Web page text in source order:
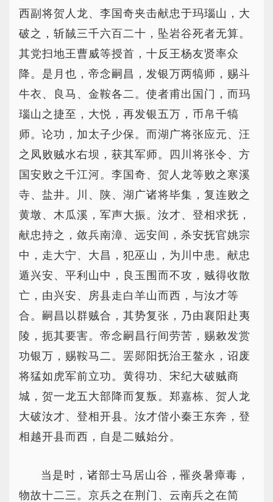
西副将贺人龙、李国奇夹击献忠于玛瑙山，大
破之，斩馘三千六百二十，坠岩谷死者无算。
其党扫地王曹威等授首，十反王杨友贤率众
降。是月也，帝念嗣昌，发银万两犒师，赐斗
牛衣、良马、金鞍各二。使者甫出国门，而玛
瑙山之捷至，大悦，再发银五万，币帛千犒
师。论功，加太子少保。而湖广将张应元、汪
之凤败贼水右坝，获其军师。四川将张令、方
国安败之千江河。李国奇、贺人龙等败之寒溪
寺、盐井。川、陕、湖广诸将毕集，复连败之
黄墩、木瓜溪，军声大振。汝才、登相求抚，
献忠持之，敛兵南漳、远安间，杀安抚官姚宗
中，走大宁、大昌，犯巫山，为川中患。献忠
遁兴安、平利山中，良玉围而不攻，贼得收散
亡，由兴安、房县走白羊山而西，与汝才等
合。嗣昌以群贼合，其势复张，乃由襄阳赴夷
陵，扼其要害。帝念嗣昌行间劳苦，赐敕发赏
功银万，赐鞍马二。罢郧阳抚治王鳌永，诏废
将猛如虎军前立功。黄得功、宋纪大破贼商
城，贺一龙五大部降而复叛。郑嘉栋、贺人龙
大破汝才、登相开县。汝才偕小秦王东奔，登
相越开县而西，自是二贼始分。
当是时，诸部士马居山谷，罹炎暑瘴毒，
物故十二三。京兵之在荆门、云南兵之在简